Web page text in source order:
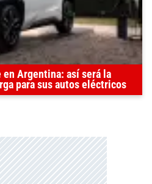
en Argentina: así será la
para sus autos eléctricos